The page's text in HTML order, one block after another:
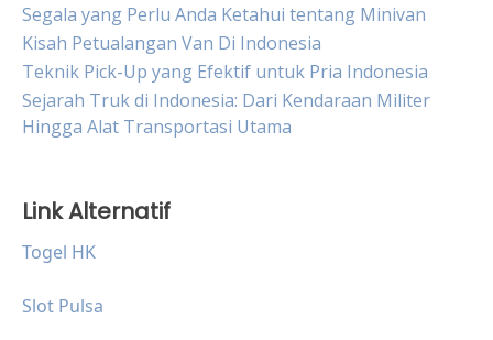
Segala yang Perlu Anda Ketahui tentang Minivan
Kisah Petualangan Van Di Indonesia
Teknik Pick-Up yang Efektif untuk Pria Indonesia
Sejarah Truk di Indonesia: Dari Kendaraan Militer
Hingga Alat Transportasi Utama
Link Alternatif
Togel HK
Slot Pulsa